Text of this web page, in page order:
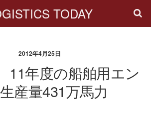
TODAY
2012年4月25日
11年度の船舶用エン
産量431万馬力